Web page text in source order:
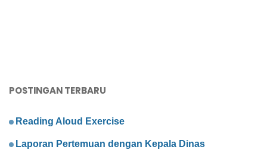
POSTINGAN TERBARU
Reading Aloud Exercise
Laporan Pertemuan dengan Kepala Dinas